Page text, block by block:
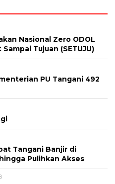
Nasional Zero ODOL
Tujuan (SETUJU)
PU Tangani 492
Tangani Banjir di
Pulihkan Akses